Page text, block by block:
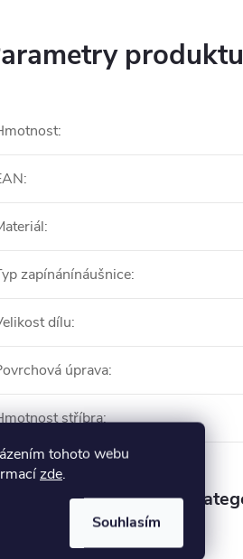
tohoto webu
zde.
Souhlasím
:
:
:
zapínánínáušnice:
dílu:
úprava:
stříbra:
naleznete v této